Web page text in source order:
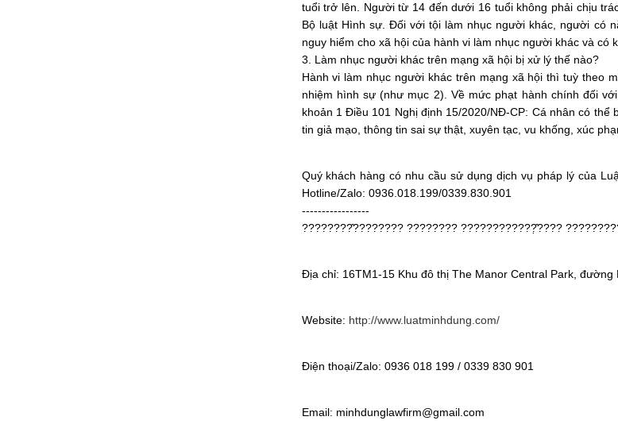
tuổi trở lên. Người từ 14 đến dưới 16 tuổi không phải chịu
Bộ luật Hình sự. Đối với tội làm nhục người khác, người có
nguy hiểm cho xã hội của hành vi làm nhục người khác và có
3. Làm nhục người khác trên mạng xã hội bị xử lý thế nào?
Hành vi làm nhục người khác trên mạng xã hội thì tuỳ theo
nhiệm hình sự (như mục 2). Về mức phạt hành chính đối
khoản 1 Điều 101 Nghị định 15/2020/NĐ-CP: Cá nhân có
tin giả mạo, thông tin sai sự thật, xuyên tạc, vu khống, xúc
Quý khách hàng có nhu cầu sử dụng dịch vụ pháp lý của
Hotline/Zalo: 0936.018.199/0339.830.901
-----------------
????????̂???????? ???????? ????????????̣̂????
Địa chỉ: 16TM1-15 Khu đô thị The Manor Central Park,
Website: http://www.luatminhdung.com/
Điện thoại/Zalo: 0936 018 199 / 0339 830 901
Email: minhdunglawfirm@gmail.com